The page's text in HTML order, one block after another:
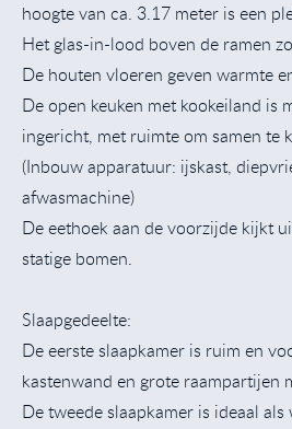
hoogte van ca. 3.17 meter is een
Het glas-in-lood boven de ramen
De houten vloeren geven warmte
De open keuken met kookeiland is
ingericht, met ruimte om samen te
(Inbouw apparatuur: ijskast,
afwasmachine)
De eethoek aan de voorzijde kijkt
statige bomen.
Slaapgedeelte:
De eerste slaapkamer is ruim en
kastenwand en grote raampartijen
De tweede slaapkamer is ideaal als